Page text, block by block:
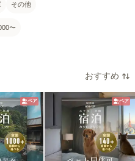
その他
〜
おすすめ
ペア ペア